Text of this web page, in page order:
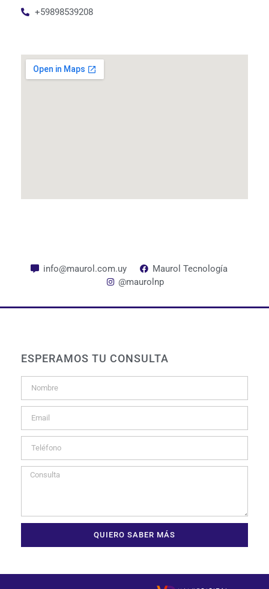
+59898539208
info@maurol.com.uy
Maurol Tecnología
@maurolnp
ESPERAMOS TU CONSULTA
QUIERO SABER MÁS